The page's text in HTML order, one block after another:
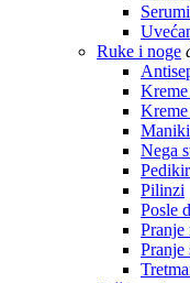
Ruke i noge
Nega
Pedikir
Pilinzi
Posle
Pranje
Pranje